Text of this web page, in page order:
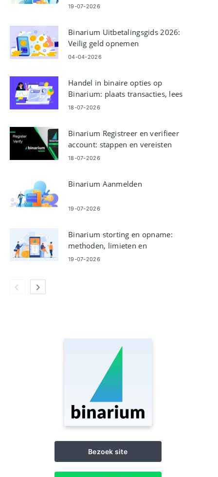
19-07-2026
Binarium Uitbetalingsgids 2026:
Veilig geld opnemen
04-04-2026
Handel in binaire opties op
Binarium: plaats transacties, lees
grafieken, beheer risico's
18-07-2026
Binarium Registreer en verifieer
account: stappen en vereisten
18-07-2026
Binarium Aanmelden
19-07-2026
Binarium storting en opname:
methoden, limieten en
verwerkingstijden
19-07-2026
Bezoek site